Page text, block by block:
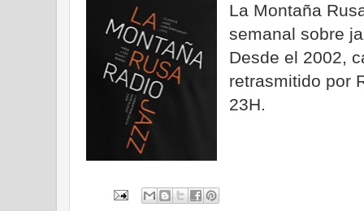
La Montaña
semanal sobre
Desde el 2002,
retrasmitido por
23H.